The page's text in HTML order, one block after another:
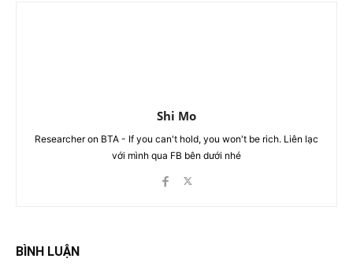
Shi Mo
Researcher on BTA - If you can't hold, you won't be rich. Liên lạc
với mình qua FB bên dưới nhé
BÌNH LUẬN